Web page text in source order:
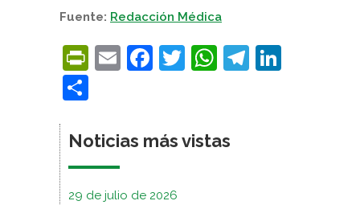
Fuente: Redacción Médica
PrintFriendly
EmailFacebook
Twitter
WhatsApp
Noticias más vistas
29 de julio de 2026